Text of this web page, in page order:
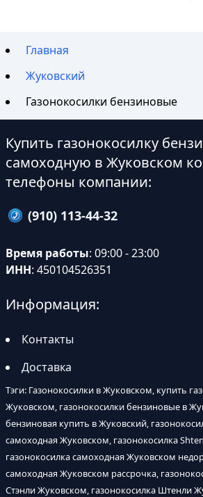
Главная
Жуковский
Газонокосилки бензиновые
Купить газонокосилку
самоходную в Жуковском
телефоны компании:
(910) 113-44-32
Время работы: 09:00 - 23:00
ИНН: 450104526351
Информация:
Контакты
Доставка
Тэги: Газонокосилки в Жуковском, купить
Жуковском, газонокосилки бензиновые в
бензиновая купить в Жуковский,
самоходная Жуковском, газонокосилка
газонокосилка самоходная Жуковском
самоходная Жуковском рассрочка,
Стэнли Жуковском, газонокосилка Штенли